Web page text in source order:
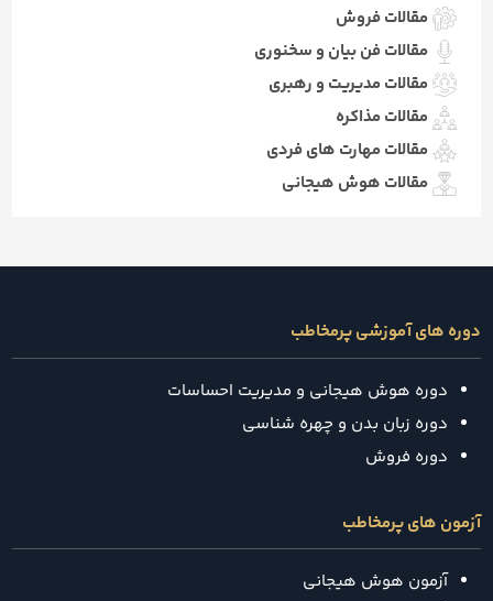
مقالات فروش
مقالات فن بیان و سخنوری
مقالات مدیریت و رهبری
مقالات مذاکره
مقالات مهارت های فردی
مقالات هوش هیجانی
دوره های آموزشی پرمخاطب
دوره هوش هیجانی و مدیریت احساسات
دوره زبان بدن و چهره شناسی
دوره فروش
آزمون های پرمخاطب
آزمون هوش هیجانی